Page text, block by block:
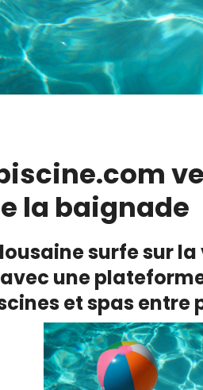
la baignade
surfe sur
une
et spas entre